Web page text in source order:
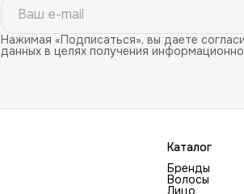
Нажимая «Подписаться», вы даете
данных в целях получения
Каталог
Бренды
Волосы
Лицо